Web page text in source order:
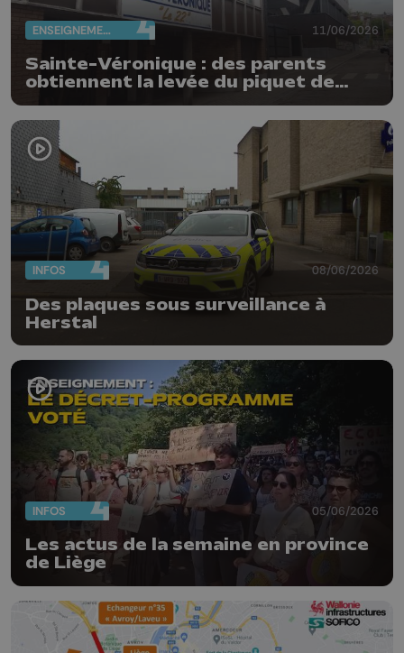
ENSEIGNEMENT 11/06/2026
Sainte-Véronique : des parents
obtiennent la levée du piquet de
grève
INFOS 08/06/2026
Des plaques sous surveillance à
Herstal
INFOS 05/06/2026
Les actus de la semaine en province
de Liège